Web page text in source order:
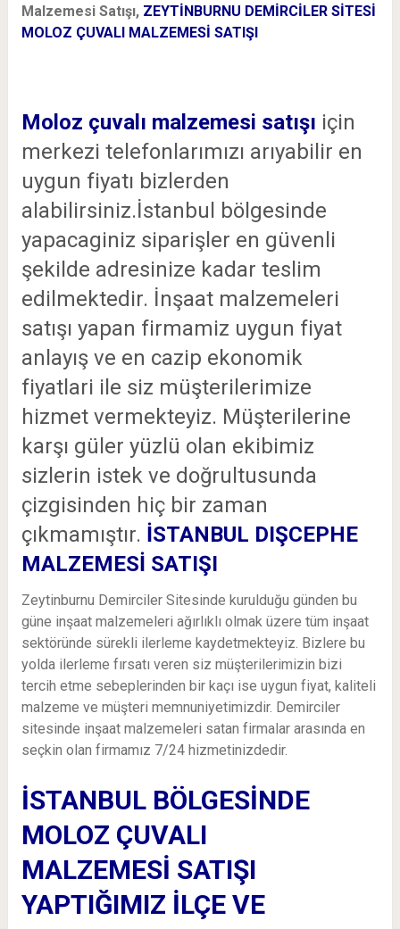
Malzemesi Satışı, ZEYTİNBURNU DEMİRCİLER SİTESİ
MOLOZ ÇUVALI MALZEMESİ SATIŞI
Moloz çuvalı malzemesi satışı için
merkezi telefonlarımızı arıyabilir en
uygun fiyatı bizlerden
alabilirsiniz.İstanbul bölgesinde
yapacaginiz siparişler en güvenli
şekilde adresinize kadar teslim
edilmektedir. İnşaat malzemeleri
satışı yapan firmamiz uygun fiyat
anlayış ve en cazip ekonomik
fiyatlari ile siz müşterilerimize
hizmet vermekteyiz. Müşterilerine
karşı güler yüzlü olan ekibimiz
sizlerin istek ve doğrultusunda
çizgisinden hiç bir zaman
çıkmamıştır. İSTANBUL DIŞCEPHE
MALZEMESİ SATIŞI
Zeytinburnu Demirciler Sitesinde kurulduğu günden bu
güne inşaat malzemeleri ağırlıklı olmak üzere tüm inşaat
sektöründe sürekli ilerleme kaydetmekteyiz. Bizlere bu
yolda ilerleme fırsatı veren siz müşterilerimizin bizi
tercih etme sebeplerinden bir kaçı ise uygun fiyat, kaliteli
malzeme ve müşteri memnuniyetimizdir. Demirciler
sitesinde inşaat malzemeleri satan firmalar arasında en
seçkin olan firmamız 7/24 hizmetinizdedir.
İSTANBUL BÖLGESİNDE
MOLOZ ÇUVALI
MALZEMESİ SATIŞI
YAPTIĞIMIZ İLÇE VE